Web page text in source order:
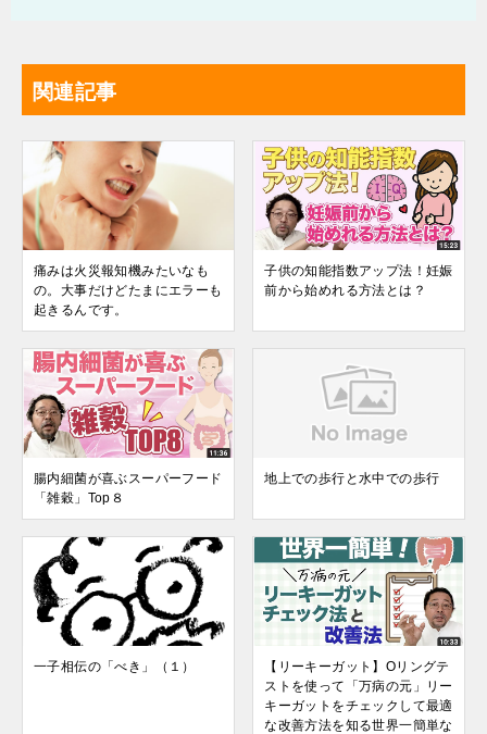
関連記事
痛みは火災報知機みたいなも
の。大事だけどたまにエラーも
起きるんです。
子供の知能指数アップ法！妊娠
前から始めれる方法とは？
腸内細菌が喜ぶスーパーフード
「雑穀」Top８
地上での歩行と水中での歩行
一子相伝の「べき」（１）
【リーキーガット】Oリングテ
ストを使って「万病の元」リー
キーガットをチェックして最適
な改善方法を知る世界一簡単な